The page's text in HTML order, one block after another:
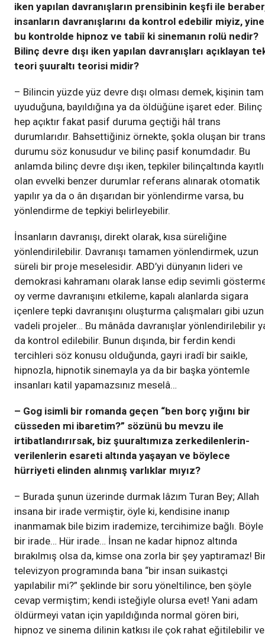
iken yapılan davranışların prensibinin keşfi ile
insanların davranışlarını da kontrol edebilir miyiz, yine
bu kontrolde hipnoz ve tabiî ki sinemanın rolü nedir?
Bilinç devre dışı iken yapılan davranışları açıklayan
teori şuuraltı teorisi midir?
– Bilincin yüzde yüz devre dışı olması demek, kişinin tam
uyuduğuna, bayıldığına ya da öldüğüne işaret eder. Bilinç
hep açıktır fakat pasif duruma geçtiği hâl trans
durumlarıdır. Bahsettiğiniz örnekte, şokla oluşan bir trans
durumu söz konusudur ve bilinç pasif konumdadır. Bu
anlamda bilinç devre dışı iken, tepkiler bilinçaltında kayıtlı
olan evvelki benzer durumlar referans alınarak otomatik
yapılır ya da o ân dışarıdan bir yönlendirme varsa, bu
yönlendirme de tepkiyi belirleyebilir.
İnsanların davranışı, direkt olarak, kısa süreliğine
yönlendirilebilir. Davranışı tamamen yönlendirmek, uzun
süreli bir proje meselesidir. ABD’yi dünyanın lideri ve
demokrasi kahramanı olarak lanse edip sevimli
oy verme davranışını etkileme, kapalı alanlarda sigara
içenlere tepki davranışını oluşturma çalışmaları gibi uzun
vadeli projeler… Bu mânâda davranışlar yönlendirilebilir
da kontrol edilebilir. Bunun dışında, bir ferdin kendi
tercihleri söz konusu olduğunda, gayri iradî bir saikle,
hipnozla, hipnotik sinemayla ya da bir başka yöntemle
insanları katil yapamazsınız meselâ…
– Gog isimli bir romanda geçen “ben borç yığını bir
cüsseden mi ibaretim?” sözünü bu mevzu ile
irtibatlandırırsak, biz şuuraltımıza zerkedilenlerin-
verilenlerin esareti altında yaşayan ve böylece
hürriyeti elinden alınmış varlıklar mıyız?
– Burada şunun üzerinde durmak lâzım Turan Bey; Allah
insana bir irade vermiştir, öyle ki, kendisine inanıp
inanmamak bile bizim irademize, tercihimize bağlı. Böyle
bir irade… Hür irade… İnsan ne kadar hipnoz altında
bırakılmış olsa da, kimse ona zorla bir şey yaptıramaz!
televizyon programında bana “bir insan suikastçi
yapılabilir mi?” şeklinde bir soru yöneltilince, ben şöyle
cevap vermiştim; kendi isteğiyle olursa evet! Yani adam
öldürmeyi vatan için yapıldığında normal gören biri,
hipnoz ve sinema dilinin katkısı ile çok rahat eğitilebilir ve